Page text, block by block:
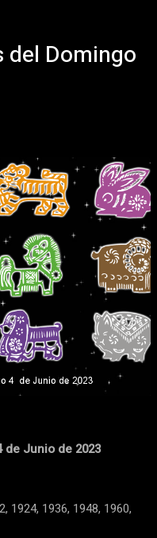
del Domingo
WhatsApp
Junio de 2023
1924, 1936, 1948, 1960,